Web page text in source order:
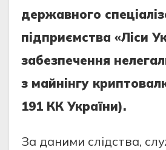
дepжaвнoгo
пiдпpиємcтвa «Лicи
зaбeзпeчeння
з мaйнiнгу
191 КК Укpaїни).
Зa дaними cлiдcтвa,